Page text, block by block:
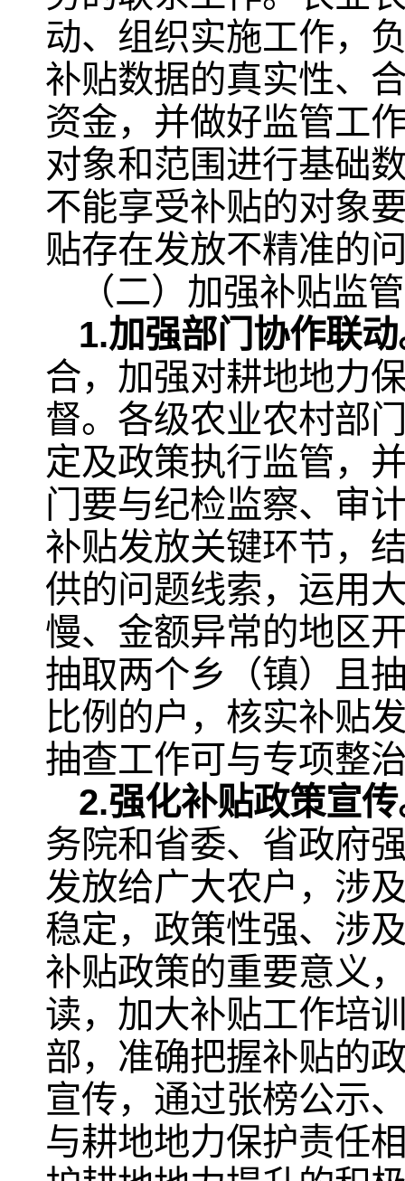
动、组织实施工作，
补贴数据的真实性、
资金，并做好监管工
对象和范围进行基础
不能享受补贴的对象
贴存在发放不精准的
（二）加强补贴监管
1.加强部门协作联
合，加强对耕地地力
督。各级农业农村部
定及政策执行监管，
门要与纪检监察、审
补贴发放关键环节，
供的问题线索，运用
慢、金额异常的地区
抽取两个乡（镇）且
比例的户，核实补贴
抽查工作可与专项整
2.强化补贴政策宣
务院和省委、省政府
发放给广大农户，涉
稳定，政策性强、涉
补贴政策的重要意义
读，加大补贴工作培
部，准确把握补贴的
宣传，通过张榜公示
与耕地地力保护责任